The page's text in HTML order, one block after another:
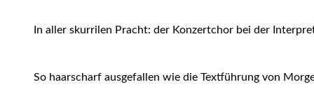
In aller skurrilen Pracht: der Konzertchor bei der
So haarscharf ausgefallen wie die Textführung von